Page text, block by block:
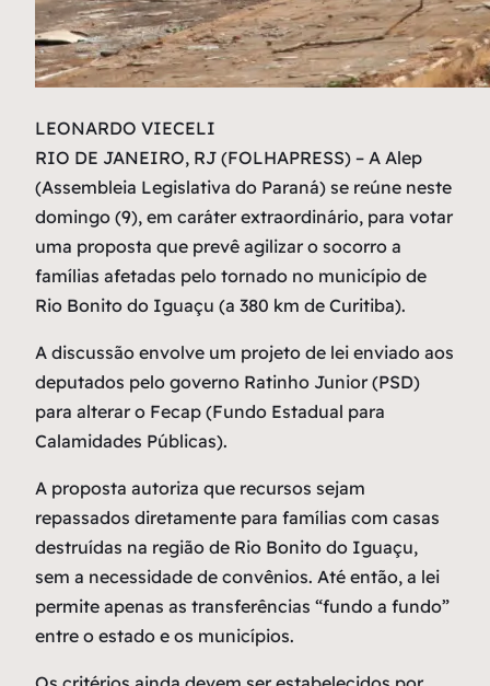
LEONARDO VIECELI
RIO DE JANEIRO, RJ (FOLHAPRESS) – A Alep
(Assembleia Legislativa do Paraná) se reúne neste
domingo (9), em caráter extraordinário, para votar
uma proposta que prevê agilizar o socorro a
famílias afetadas pelo tornado no município de
Rio Bonito do Iguaçu (a 380 km de Curitiba).
A discussão envolve um projeto de lei enviado aos
deputados pelo governo Ratinho Junior (PSD)
para alterar o Fecap (Fundo Estadual para
Calamidades Públicas).
A proposta autoriza que recursos sejam
repassados diretamente para famílias com casas
destruídas na região de Rio Bonito do Iguaçu,
sem a necessidade de convênios. Até então, a lei
permite apenas as transferências “fundo a fundo”
entre o estado e os municípios.